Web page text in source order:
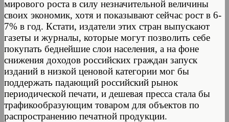
мирового роста в силу незначительной величины
своих экономик, хотя и показывают сейчас рост в 6-
7% в год. Кстати, издатели этих стран выпускают
газеты и журналы, которые могут позволить себе
покупать беднейшие слои населения, а на фоне
снижения доходов российских граждан запуск
изданий в низкой ценовой категории мог бы
поддержать падающий российский рынок
периодической печати, и дешевая пресса стала бы
трафикообразующим товаром для объектов по
распространению печатной продукции.